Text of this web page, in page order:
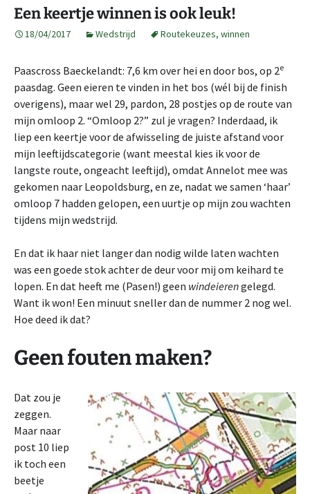
Een keertje winnen is ook leuk!
18/04/2017 Wedstrijd Routekeuzes, winnen
Paascross Baeckelandt: 7,6 km over hei en door bos, op 2e
paasdag. Geen eieren te vinden in het bos (wél bij de finish
overigens), maar wel 29, pardon, 28 postjes op de route van
mijn omloop 2. “Omloop 2?” zul je vragen? Inderdaad, ik
liep een keertje voor de afwisseling de juiste afstand voor
mijn leeftijdscategorie (want meestal kies ik voor de
langste route, ongeacht leeftijd), omdat Annelot mee was
gekomen naar Leopoldsburg, en ze, nadat we samen ‘haar’
omloop 7 hadden gelopen, een uurtje op mijn zou wachten
tijdens mijn wedstrijd.
En dat ik haar niet langer dan nodig wilde laten wachten
was een goede stok achter de deur voor mij om keihard te
lopen. En dat heeft me (Pasen!) geen windeierengelegd.
Want ik won! Een minuut sneller dan de nummer 2 nog wel.
Hoe deed ik dat?
Geen fouten maken?
Dat zou je
zeggen.
Maar naar
post 10 liep
ik toch een
beetje